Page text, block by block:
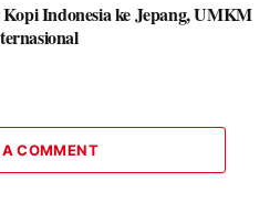
Indonesia ke Jepang, UMKM
COMMENT